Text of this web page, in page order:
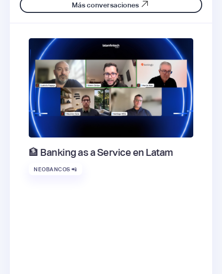
Más conversaciones
🏦 Banking as a Service en Latam
NEOBANCOS 📲